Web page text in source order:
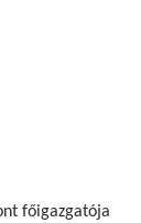
főigazgatója